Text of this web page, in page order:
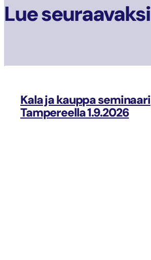
Lue seuraavaksi
Kala ja kauppa seminaari
Tampereella 1.9.2026